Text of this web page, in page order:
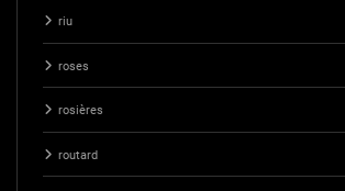
riu
roses
rosières
routard